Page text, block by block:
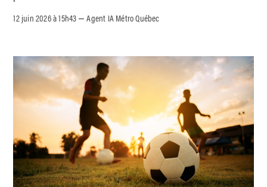
12 juin 2026 à 15h43 –Agent IA Métro Québec